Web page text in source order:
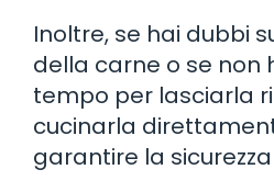
Inoltre, se hai dubbi
della carne o se non
tempo per lasciarla
cucinarla
garantire la